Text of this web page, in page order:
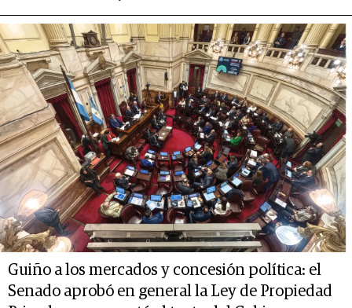
Guiño a los mercados y concesión política: el
Senado aprobó en general la Ley de Propiedad